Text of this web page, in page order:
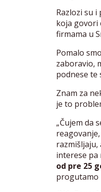
Razlozi su
koja govori
firmama u
Pomalo smo
zaboravio,
podnese te
Znam za
je to
„Čujem da
razmišljaju,
interese pa
od pre 25
progutamo